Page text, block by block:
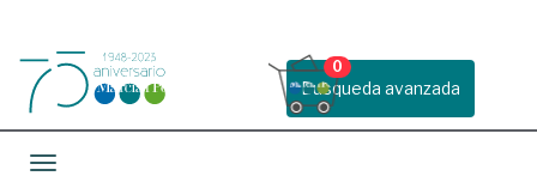
Busqueda avanzada
0
Toggle navigation